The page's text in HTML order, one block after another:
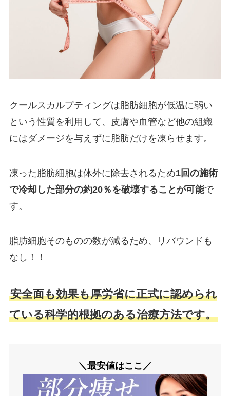
クールスカルプティングは脂肪細胞が低温に弱い
という性質を利用して、皮膚や血管など他の組織
にはダメージを与えずに脂肪だけを凍らせます。
凍った脂肪細胞は体外に除去されるため1回の施術
で冷却した部分の約20％を破壊することが可能で
す。
脂肪細胞そのものの数が減るため、リバウンドも
なし！！
安全面も効果も厚労省に正式に認められ
ている科学的根拠のある治療方法です。
＼最安値はここ／